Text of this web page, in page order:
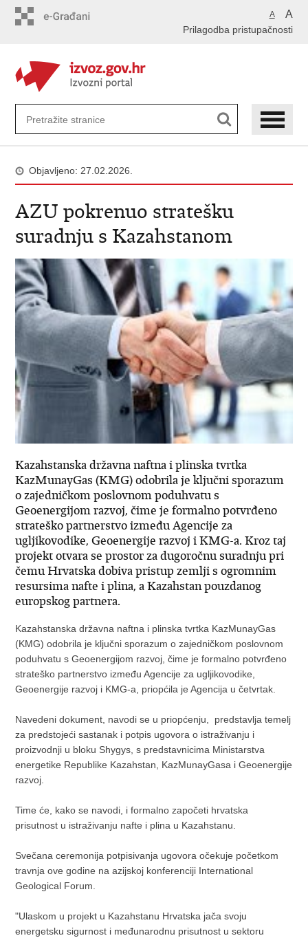
A A
Prilagodba pristupačnosti
Objavljeno: 27.02.2026.
AZU pokrenuo stratešku
suradnju s Kazahstanom
Kazahstanska državna naftna i plinska tvrtka
KazMunayGas (KMG) odobrila je ključni sporazum
o zajedničkom poslovnom poduhvatu s
Geoenergijom razvoj, čime je formalno potvrđeno
strateško partnerstvo između Agencije za
ugljikovodike, Geoenergije razvoj i KMG-a. Kroz taj
projekt otvara se prostor za dugoročnu suradnju pri
čemu Hrvatska dobiva pristup zemlji s ogromnim
resursima nafte i plina, a Kazahstan pouzdanog
europskog partnera.
Kazahstanska državna naftna i plinska tvrtka KazMunayGas
(KMG) odobrila je ključni sporazum o zajedničkom poslovnom
poduhvatu s Geoenergijom razvoj, čime je formalno potvrđeno
strateško partnerstvo između Agencije za ugljikovodike,
Geoenergije razvoj i KMG-a, priopćila je Agencija u četvrtak.
Navedeni dokument, navodi se u priopćenju, predstavlja temelj
za predstojeći sastanak i potpis ugovora o istraživanju i
proizvodnji u bloku Shygys, s predstavnicima Ministarstva
energetike Republike Kazahstan, KazMunayGasa i Geoenergije
razvoj.
Time će, kako se navodi, i formalno započeti hrvatska
prisutnost u istraživanju nafte i plina u Kazahstanu.
Svečana ceremonija potpisivanja ugovora očekuje početkom
travnja ove godine na azijskoj konferenciji International
Geological Forum.
"Ulaskom u projekt u Kazahstanu Hrvatska jača svoju
energetsku sigurnost i međunarodnu prisutnost u sektoru